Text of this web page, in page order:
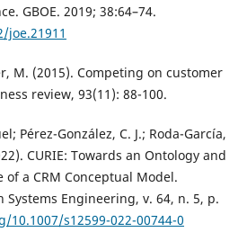
GBOE. 2019; 38:64–74.
M. (2015). Competing on customer
review, 93(11): 88-100.
Pérez-González, C. J.; Roda-García,
CURIE: Towards an Ontology and
a CRM Conceptual Model.
Engineering, v. 64, n. 5, p.
s12599-022-00744-0